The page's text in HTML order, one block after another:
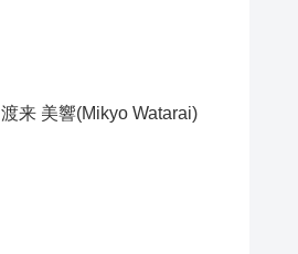
渡来 美響(Mikyo Watarai)